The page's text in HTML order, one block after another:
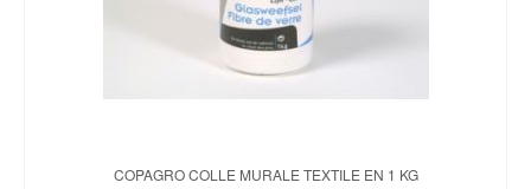
COPAGRO COLLE MURALE TEXTILE EN 1 KG